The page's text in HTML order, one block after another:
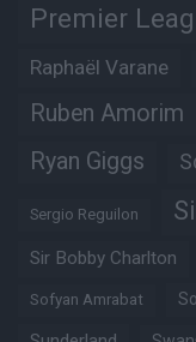
Premier
Raphaël Varane
Ruben Amorim
Ryan Giggs
Sergio Reguilon
Sir Bobby Charlton
Sofyan Amrabat